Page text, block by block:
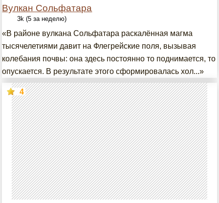
Вулкан Сольфатара
3k (5 за неделю)
«В районе вулкана Сольфатара раскалённая магма
тысячелетиями давит на Флегрейские поля, вызывая
колебания почвы: она здесь постоянно то поднимается, то
опускается. В результате этого сформировалась хол...»
4